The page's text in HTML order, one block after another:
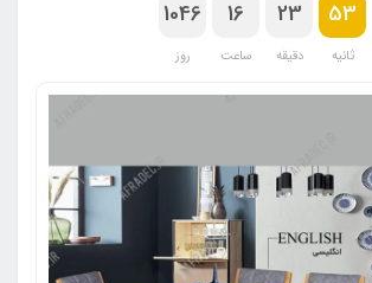
1046
روز
16
ساعت
23
دقیقه
53
ثانیه